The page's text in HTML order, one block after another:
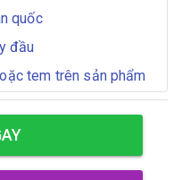
quốc
đầu
tem trên sản phẩm